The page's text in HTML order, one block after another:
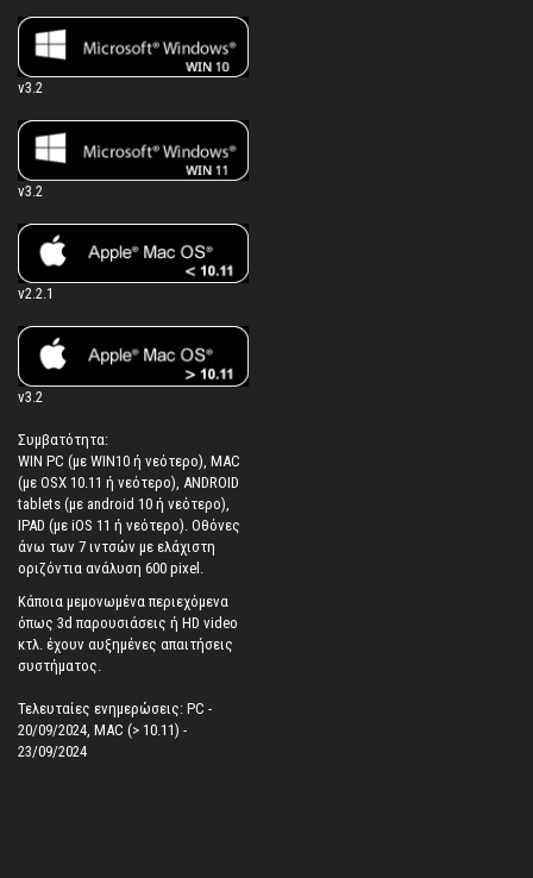
v3.2
v3.2
v2.2.1
v3.2
Συμβατότητα:
WIN PC (με WIN10 ή νεότερο), MAC
(με OSX 10.11 ή νεότερο), ANDROID
tablets (με android 10 ή νεότερο),
IPAD (με iOS 11 ή νεότερο). Oθόνες
άνω των 7 ιντσών με ελάχιστη
οριζόντια ανάλυση 600 pixel.
Κάποια μεμονωμένα περιεχόμενα
όπως 3d παρουσιάσεις ή HD video
κτλ. έχουν αυξημένες απαιτήσεις
συστήματος.
Τελευταίες ενημερώσεις: PC -
20/09/2024, MAC (> 10.11) -
23/09/2024